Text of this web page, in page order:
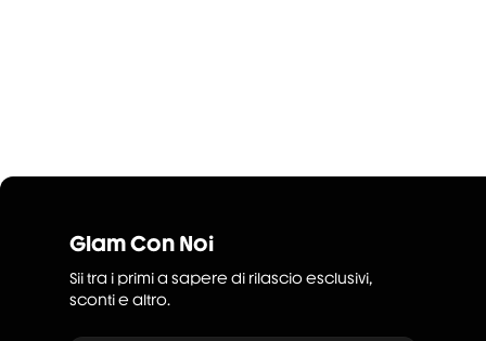
Glam Con Noi
Sii tra i primi a sapere di rilascio esclusivi,
sconti e altro.